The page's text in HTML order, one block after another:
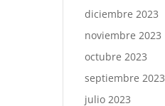
diciembre 2023
noviembre 2023
octubre 2023
septiembre 2023
julio 2023